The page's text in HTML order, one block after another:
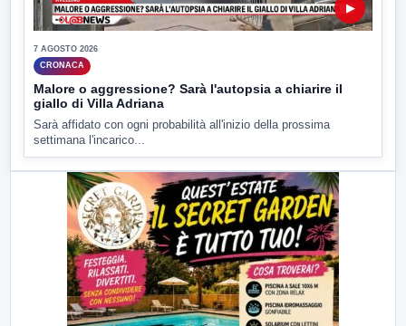
▶
7 AGOSTO 2026
CRONACA
Malore o aggressione? Sarà l'autopsia a chiarire il
giallo di Villa Adriana
Sarà affidato con ogni probabilità all'inizio della prossima
settimana l'incarico...